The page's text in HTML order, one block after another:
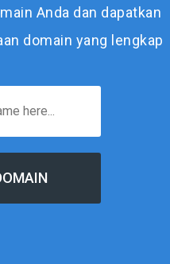
Anda dan dapatkan
domain yang lengkap